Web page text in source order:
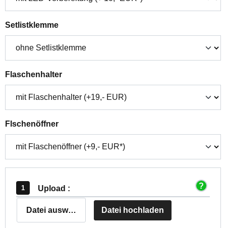
Setlistklemmeauswählen
Flaschenhalterauswählen
Flschenöffnerauswählen
Upload :
Datei auswählen Datei hochladen